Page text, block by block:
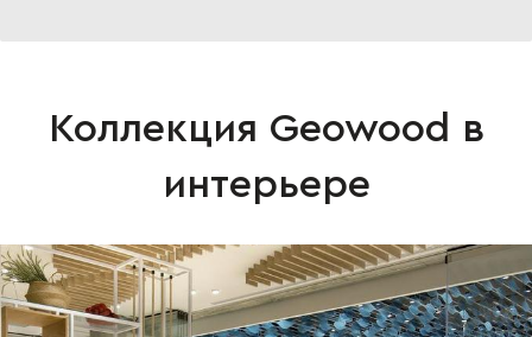
Коллекция Geowood в
интерьере